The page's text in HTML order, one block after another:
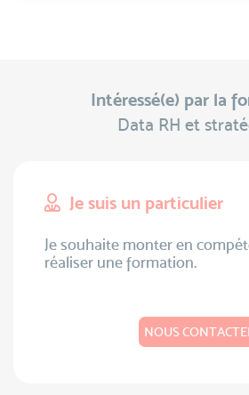
Intéressé(e) par la
Data RH et
Je suis un particulier
Je souhaite monter en
réaliser une formation.
NOUS